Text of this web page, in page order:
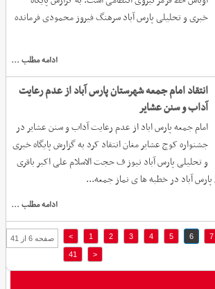
خبری و تحلیلی پارس آباد سرهنگ فیروز محمودی فرمانده
ادامه مطلب ...
انتقاد امام جمعه شهرستان پارس آباد از عدم رعایت
آداب و سنن عشایر
امام جمعه پارس اباد از عدم رعایت آداب و سنن عشایر در
جشنواره کوچ عشایر مغان انتقاد کرد به گزارش پایگاه خبری
و تحلیلی پارس آباد نیوز ف حجت الاسلام علی اکبر باقری
پارس آباد در خطبه ها ی نماز جمعه...
ادامه مطلب ...
صفحه 6 از 41 > 1 2 3 4 5 6 7
41 <